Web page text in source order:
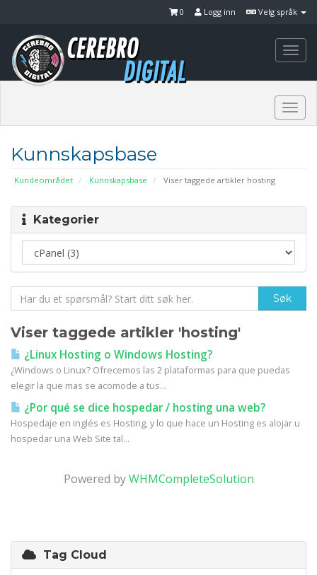
Velg språk
Logg inn
0
Kunnskapsbase
Kundeområdet Kunnskapsbase Viser taggede artikler hosting
Kategorier
Viser taggede artikler 'hosting'
¿Linux Hosting o Windows Hosting?
¿Windows o Linux? Ofrecemos las 2 plataformas para que puedas
elegir la que mas se acomode a tus...
¿Por qué se dice hospedar / hosting una web?
Hospedaje en inglés es Hosting, y lo que hace un Hosting es alojar u
hospedar una Web Site tal...
Powered byWHMCompleteSolution
Tag Cloud